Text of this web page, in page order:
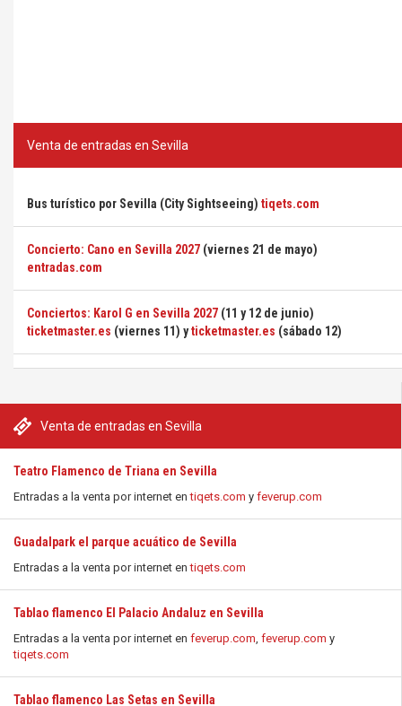
Venta de entradas en Sevilla
Teatro Flamenco de Triana en Sevilla
Entradas a la venta por internet entiqets.com y feverup.com
Guadalpark el parque acuático de Sevilla
Entradas a la venta por internet entiqets.com
Tablao flamenco El Palacio Andaluz en Sevilla
Entradas a la venta por internet en feverup.com, feverup.com y
tiqets.com
Tablao flamenco Las Setas en Sevilla
Venta de entradas en Sevilla
Bus turístico por Sevilla (City Sightseeing) tiqets.com
Concierto: Cano en Sevilla 2027 (viernes 21 de mayo)
entradas.com
Conciertos: Karol G en Sevilla 2027 (11 y 12 de junio)
ticketmaster.es (viernes 11) yticketmaster.es (sábado 12)